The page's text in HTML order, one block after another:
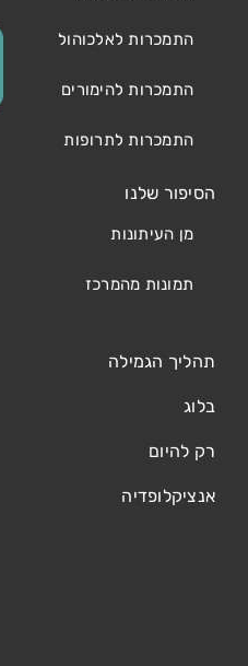
התמכרות לאלכוהול
התמכרות להימורים
התמכרות לתרופות
הסיפור שלנו
מן העיתונות
תמונות מהמרכז
תהליך הגמילה
בלוג
רק להיום
אנציקלופדיה